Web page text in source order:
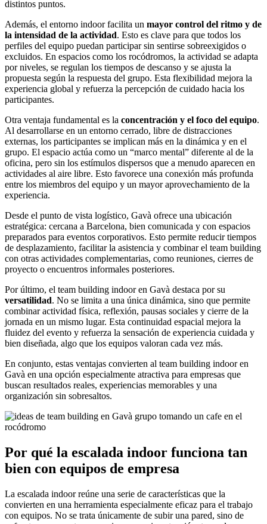
distintos puntos.
Además, el entorno indoor facilita un mayor control del ritmo y de
la intensidad de la actividad. Esto es clave para que todos los
perfiles del equipo puedan participar sin sentirse sobreexigidos o
excluidos. En espacios como los rocódromos, la actividad se adapta
por niveles, se regulan los tiempos de descanso y se ajusta la
propuesta según la respuesta del grupo. Esta flexibilidad mejora la
experiencia global y refuerza la percepción de cuidado hacia los
participantes.
Otra ventaja fundamental es la concentración y el foco del equipo.
Al desarrollarse en un entorno cerrado, libre de distracciones
externas, los participantes se implican más en la dinámica y en el
grupo. El espacio actúa como un “marco mental” diferente al de la
oficina, pero sin los estímulos dispersos que a menudo aparecen en
actividades al aire libre. Esto favorece una conexión más profunda
entre los miembros del equipo y un mayor aprovechamiento de la
experiencia.
Desde el punto de vista logístico, Gavà ofrece una ubicación
estratégica: cercana a Barcelona, bien comunicada y con espacios
preparados para eventos corporativos. Esto permite reducir tiempos
de desplazamiento, facilitar la asistencia y combinar el team building
con otras actividades complementarias, como reuniones, cierres de
proyecto o encuentros informales posteriores.
Por último, el team building indoor en Gavà destaca por su
versatilidad. No se limita a una única dinámica, sino que permite
combinar actividad física, reflexión, pausas sociales y cierre de la
jornada en un mismo lugar. Esta continuidad espacial mejora la
fluidez del evento y refuerza la sensación de experiencia cuidada y
bien diseñada, algo que los equipos valoran cada vez más.
En conjunto, estas ventajas convierten al team building indoor en
Gavà en una opción especialmente atractiva para empresas que
buscan resultados reales, experiencias memorables y una
organización sin sobresaltos.
Por qué la escalada indoor funciona tan
bien con equipos de empresa
La escalada indoor reúne una serie de características que la
convierten en una herramienta especialmente eficaz para el trabajo
con equipos. No se trata únicamente de subir una pared, sino de